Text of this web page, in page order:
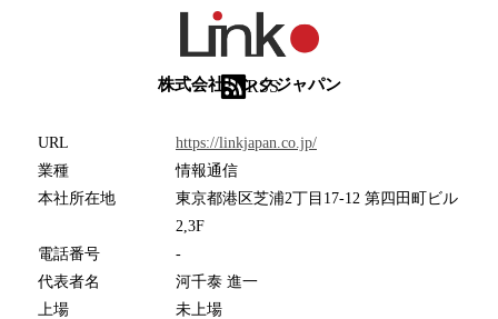
株式会社リンクジャパン
RSS
URL
https://linkjapan.co.jp/
業種
情報通信
本社所在地
東京都港区芝浦2丁目17-12 第四田町ビル
2,3F
電話番号
-
代表者名
河千泰 進一
上場
未上場